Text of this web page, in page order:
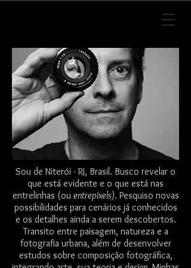
Sou de Niterói - RJ, Brasil. Busco revelar o
que está evidente e o que está nas
entrelinhas (ou entrepixels). Pesquiso novas
possibilidades para cenários já conhecidos
e os detalhes ainda a serem descobertos.
Transito entre paisagem, natureza e a
fotografia urbana, além de desenvolver
estudos sobre composição fotográfica,